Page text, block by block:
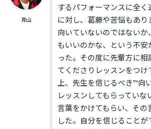
青山
するパフォーマンスに全く
に対し、葛藤や苦悩もあり
向いていないのではないか
もいいのかな、という不安
った。その度に先輩方に相
てくださりレッスンをつけ
上、先生を信じるべき”“向
レッスンしてもらっていな
言葉をかけてもらい、その
した。自分を信じること